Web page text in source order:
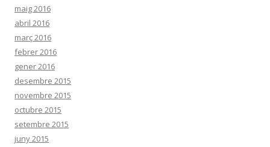
maig 2016
abril 2016
març 2016
febrer 2016
gener 2016
desembre 2015
novembre 2015
octubre 2015
setembre 2015
juny 2015